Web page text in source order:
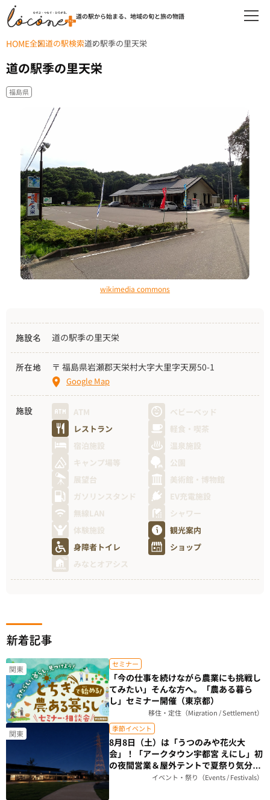
道の駅から始まる、地域の旬と旅の物語
HOME全国道の駅検索道の駅季の里天栄
道の駅季の里天栄
福島県
wikimedia commons
施設名 道の駅季の里天栄
所在地 〒 福島県岩瀬郡天栄村大字大里字天房50-1
Google Map
施設 ATM
ベビーベッド
レストラン
軽食・喫茶
宿泊施設
温泉施設
キャンプ場等
公園
展望台
美術館・博物館
ガソリンスタンド
EV充電施設
無線LAN
シャワー
体験施設
観光案内
身障者トイレ
ショップ
みなとオアシス
新着記事
関東 セミナー
「今の仕事を続けながら農業にも挑戦し
てみたい」そんな方へ。「農ある暮ら
し」セミナー開催（東京都）
移住・定住（Migration / Settlement）
関東 季節イベント
8月8日（土）は「うつのみや花火大
会」！「アークタウン宇都宮 えにし」初
の夜間営業＆屋外テントで夏祭り気分を
楽しもう（栃木県）イベント・祭り（Events / Festivals）